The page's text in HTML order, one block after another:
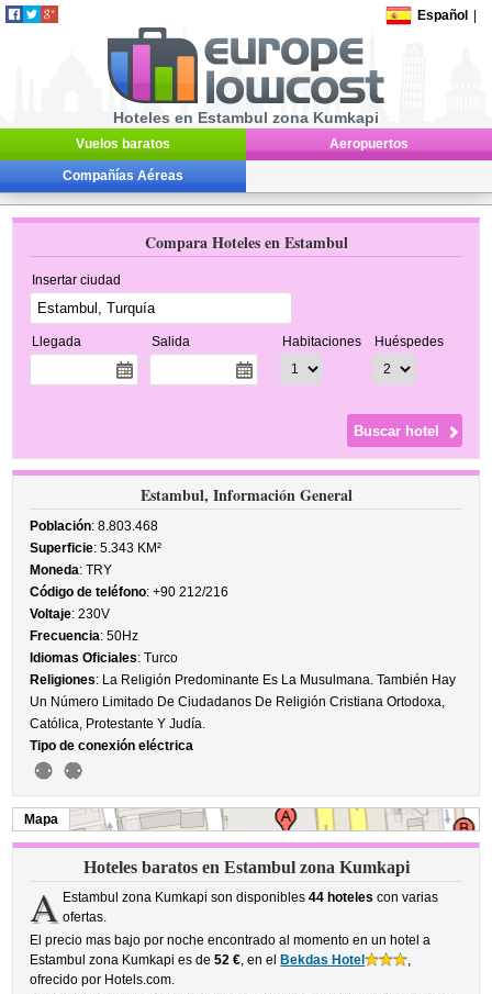
Español
Hoteles en Estambul zona Kumkapi
Vuelos baratos Aeropuertos
Compañías Aéreas
Compara Hoteles en Estambul
Insertar ciudad
Llegada Salida Habitaciones Huéspedes
Estambul, Información General
Población: 8.803.468
Superficie: 5.343 KM²
Moneda: TRY
Código de teléfono: +90 212/216
Voltaje: 230V
Frecuencia: 50Hz
Idiomas Oficiales: Turco
Religiones: La Religión Predominante Es La Musulmana. También Hay
Un Número Limitado De Ciudadanos De Religión Cristiana Ortodoxa,
Católica, Protestante Y Judía.
Tipo de conexión eléctrica
Mapa
Hoteles baratos en Estambul zona Kumkapi
A Estambul zona Kumkapi son disponibles 44 hoteles con varias
ofertas.
El precio mas bajo por noche encontrado al momento en un hotel a
Estambul zona Kumkapi es de52 €, en el Bekdas Hotel
,
ofrecido por Hotels.com.